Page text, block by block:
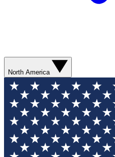
North America